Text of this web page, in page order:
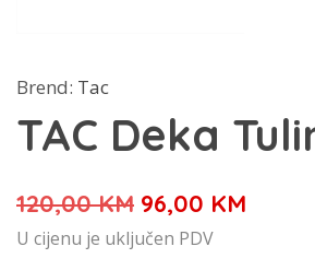
Brend: Tac
TAC Deka
120,00KM Izvorna
cijena
96,00 KM
U cijenu je uključen PDV